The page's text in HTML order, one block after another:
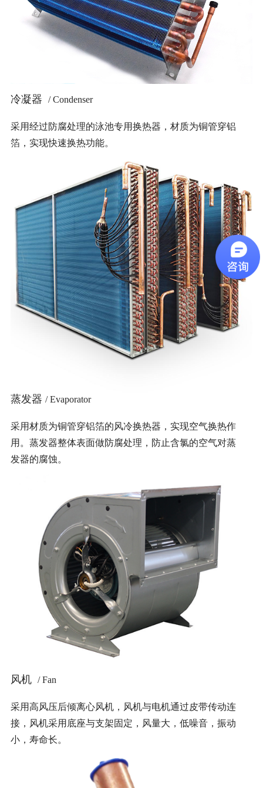
冷凝器 / Condenser
采用经过防腐处理的泳池专用换热器，材质为铜管穿铝
箔，实现快速换热功能。
蒸发器 / Evaporator
采用材质为铜管穿铝箔的风冷换热器，实现空气换热作
用。蒸发器整体表面做防腐处理，防止含氯的空气对蒸
发器的腐蚀。
风机 / Fan
采用高风压后倾离心风机，风机与电机通过皮带传动连
接，风机采用底座与支架固定，风量大，低噪音，振动
小，寿命长。